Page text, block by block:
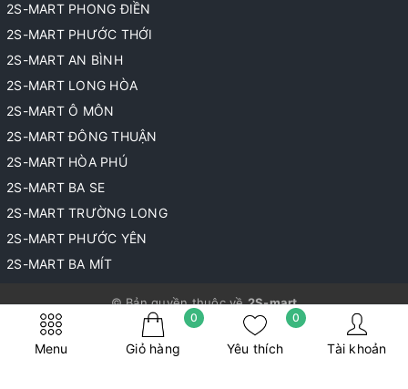
Menu Giỏ hàng
0
Yêu thích
0
Tài khoản
2S-MART PHONG ĐIỀN
2S-MART PHƯỚC THỚI
2S-MART AN BÌNH
2S-MART LONG HÒA
2S-MART Ô MÔN
2S-MART ĐÔNG THUẬN
2S-MART HÒA PHÚ
2S-MART BA SE
2S-MART TRƯỜNG LONG
2S-MART PHƯỚC YÊN
2S-MART BA MÍT
© Bản quyền thuộc về2S-mart
Cung cấp bởi
Sapo